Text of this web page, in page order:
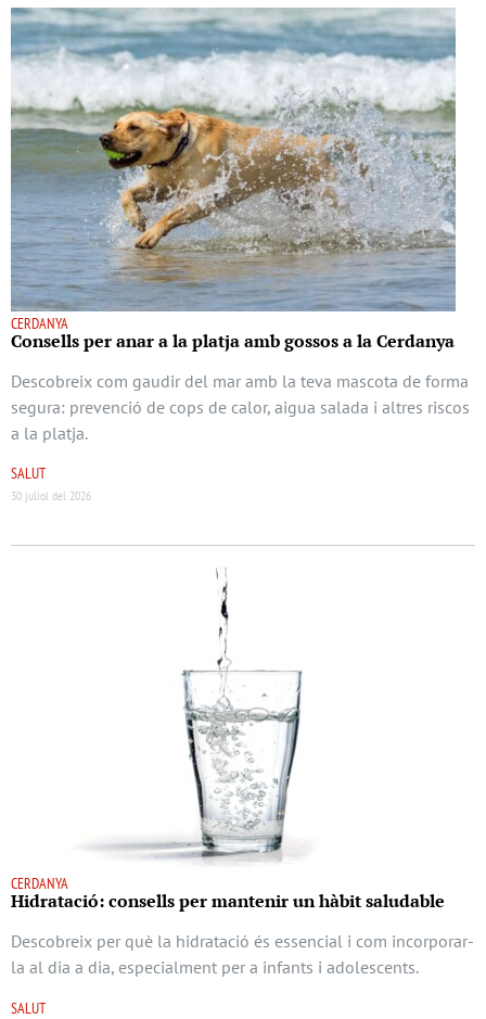
CERDANYA
Consells per anar a la platja amb gossos a la Cerdanya
Descobreix com gaudir del mar amb la teva mascota de forma
segura: prevenció de cops de calor, aigua salada i altres riscos
a la platja.
SALUT
30 juliol del 2026
CERDANYA
Hidratació: consells per mantenir un hàbit saludable
Descobreix per què la hidratació és essencial i com incorporar-
la al dia a dia, especialment per a infants i adolescents.
SALUT